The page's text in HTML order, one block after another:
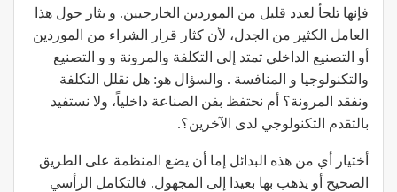
فإنها تلجأ لعدد قليل من الموردين الخارجيين. و يثار حول هذا
العامل الكثير من الجدل، لأن كثار قرار الشراء من الموردين
أو التصنيع الداخلي تمتد إلى التكلفة والمرونة و و التصنيع
والتكنولوجيا و المنافسة . والسؤال هو: هل نقلل التكلفة
ونفقد المرونة؟ أم نحتفظ بفن الصناعة داخلياً، ولا نستفيد
بالتقدم التكنولوجي لدى الآخرين؟.
أختيار أي من هذه البدائل إما أن يضع المنظمة على الطريق
الصحيح أو يذهب بها بعيدا إلى المجهول. فالتكامل الرأسي